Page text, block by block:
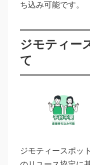
ち込み可能です。
ジモティー
て
ジモティースポッ